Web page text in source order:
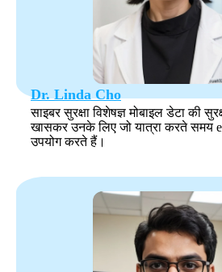
Dr. Linda Cho
साइबर सुरक्षा विशेषज्ञ मोबाइल डेटा की
खासकर उनके लिए जो यात्रा करते समय
उपयोग करते हैं।